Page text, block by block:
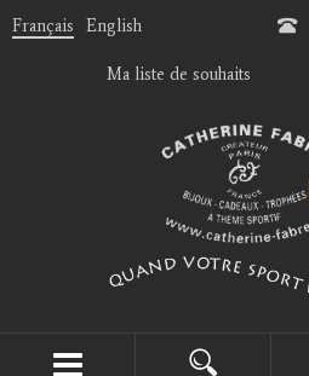
Français English
Ma liste de souhaits